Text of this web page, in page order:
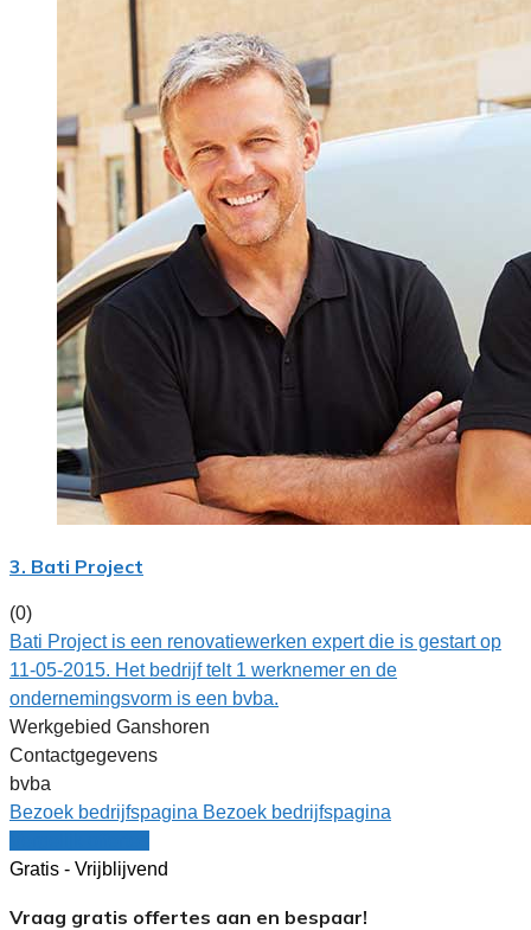
3. Bati Project
(0)
Bati Project is een renovatiewerken expert die is gestart op
11-05-2015. Het bedrijf telt 1 werknemer en de
ondernemingsvorm is een bvba.
Werkgebied Ganshoren
Contactgegevens
bvba
Bezoek bedrijfspagina Bezoek bedrijfspagina
Gratis - Vrijblijvend
Vraag gratis offertes aan en bespaar!